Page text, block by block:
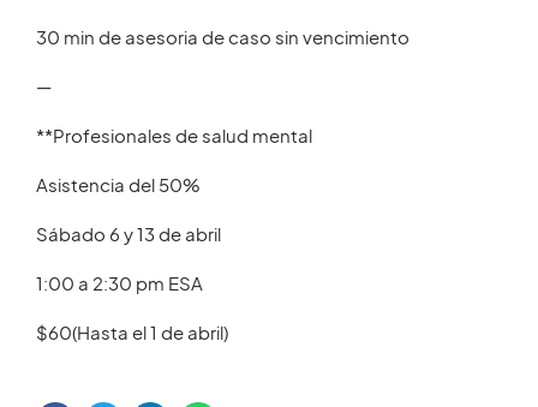
30 min de asesoria de caso sin vencimiento
—
**Profesionales de salud mental
Asistencia del 50%
Sábado 6 y 13 de abril
1:00 a 2:30 pm ESA
$60(Hasta el 1 de abril)